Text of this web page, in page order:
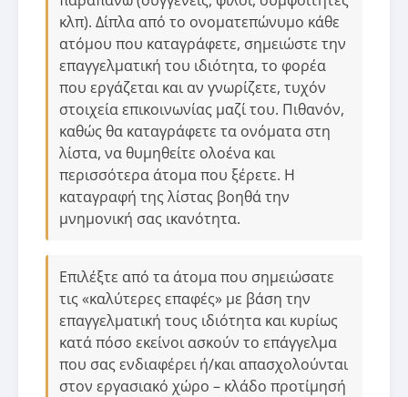
κλπ). Δίπλα από το ονοματεπώνυμο κάθε
ατόμου που καταγράφετε, σημειώστε την
επαγγελματική του ιδιότητα, το φορέα
που εργάζεται και αν γνωρίζετε, τυχόν
στοιχεία επικοινωνίας μαζί του. Πιθανόν,
καθώς θα καταγράφετε τα ονόματα στη
λίστα, να θυμηθείτε ολοένα και
περισσότερα άτομα που ξέρετε. Η
καταγραφή της λίστας βοηθά την
μνημονική σας ικανότητα.
Επιλέξτε από τα άτομα που σημειώσατε
τις «καλύτερες επαφές» με βάση την
επαγγελματική τους ιδιότητα και κυρίως
κατά πόσο εκείνοι ασκούν το επάγγελμα
που σας ενδιαφέρει ή/και απασχολούνται
στον εργασιακό χώρο – κλάδο προτίμησή